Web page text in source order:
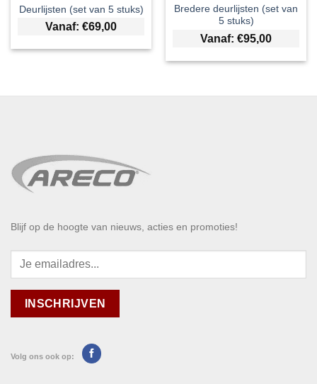
Deurlijsten (set van 5 stuks)
Vanaf: €69,00
Bredere deurlijsten (set van
5 stuks)
Vanaf: €95,00
Blijf op de hoogte van nieuws, acties en promoties!
Volg ons ook op: